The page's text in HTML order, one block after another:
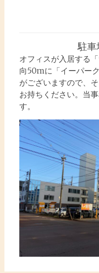
駐車
オフィスが入居する
向50mに「イーパー
がございますので、
お持ちください。当
す。